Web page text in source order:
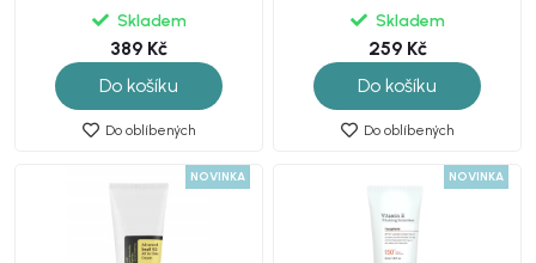
Skladem
389 Kč
Do košíku
Do oblíbených
Skladem
259 Kč
Do košíku
Do oblíbených
NOVINKA NOVINKA